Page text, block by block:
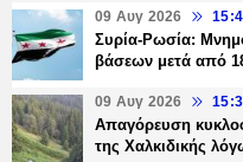
09 Αυγ 2026
Συρία-Ρωσία:
βάσεων μετά από
09 Αυγ 2026
Απαγόρευση
της Χαλκιδικής